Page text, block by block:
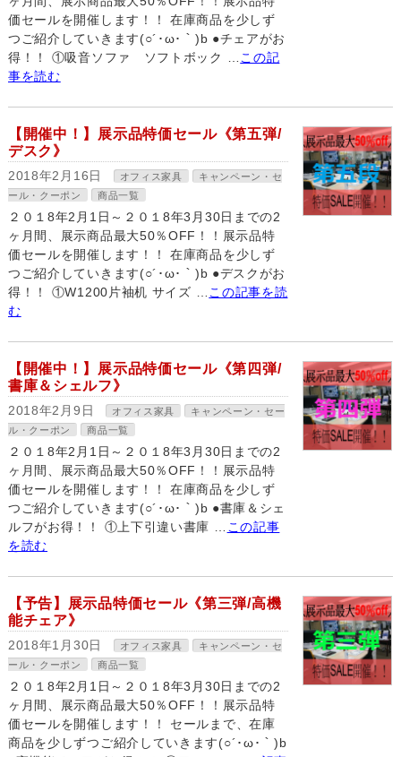
価セールを開催します！！ 在庫商品を少しず
つご紹介していきます(○´･ω･｀)b ●チェアがお
得！！ ①吸音ソファ ソフトボック …
この記
事を読む
【開催中！】展示品特価セール《第五弾/
デスク》
2018年2月16日 オフィス家具
キャンペーン・セ
ール・クーポン
商品一覧
２０１8年2月1日～２０１8年3月30日までの2
ヶ月間、展示商品最大50％OFF！！展示品特
価セールを開催します！！ 在庫商品を少しず
つご紹介していきます(○´･ω･｀)b ●デスクがお
得！！ ①W1200片袖机 サイズ …
この記事を読
む
【開催中！】展示品特価セール《第四弾/
書庫＆シェルフ》
2018年2月9日 オフィス家具
キャンペーン・セー
ル・クーポン
商品一覧
２０１8年2月1日～２０１8年3月30日までの2
ヶ月間、展示商品最大50％OFF！！展示品特
価セールを開催します！！ 在庫商品を少しず
つご紹介していきます(○´･ω･｀)b ●書庫＆シェ
ルフがお得！！ ①上下引違い書庫 …
この記事
を読む
【予告】展示品特価セール《第三弾/高機
能チェア》
2018年1月30日 オフィス家具
キャンペーン・セ
ール・クーポン
商品一覧
２０１8年2月1日～２０１8年3月30日までの2
ヶ月間、展示商品最大50％OFF！！展示品特
価セールを開催します！！ セールまで、在庫
商品を少しずつご紹介していきます(○´･ω･｀)b